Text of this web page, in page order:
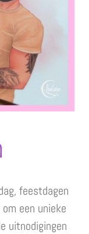
feestdagen
een unieke
uitnodigingen